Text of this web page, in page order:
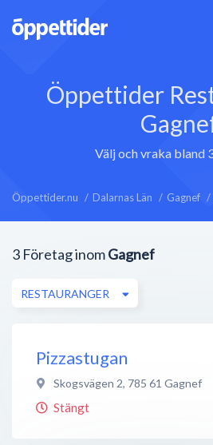
Öppettider
Välj och vraka bland
Öppettider.nu Dalarnas Län Gagnef
3 Företag inomGagnef
RESTAURANGER
Pizzastugan
Skogsvägen 2, 785 61 Gagnef
Stängt